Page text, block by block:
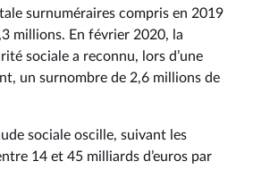
surnuméraires compris en 2019
millions. En février 2020, la
sociale a reconnu, lors d’une
un surnombre de 2,6 millions de
sociale oscille, suivant les
14 et 45 milliards d’euros par